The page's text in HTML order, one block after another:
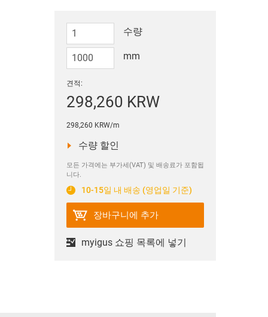
수량
mm
견적:
298,260 KRW
298,260 KRW/m
수량 할인
모든 가격에는 부가세(VAT) 및 배송료가 포함됩
니다.
10-15일 내 배송 (영업일 기준)
장바구니에 추가
myigus 쇼핑 목록에 넣기